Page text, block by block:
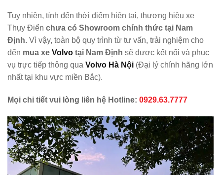
Tuy nhiên, tính đến thời điểm hiện tại, thương hiệu xe
Thụy Điển chưa có Showroom chính thức tại Nam
Định. Vì vậy, toàn bộ quy trình từ tư vấn, trải nghiệm cho
đến mua xe Volvo tại Nam Định sẽ được kết nối và phục
vụ trực tiếp thông qua Volvo Hà Nội (Đại lý chính hãng lớn
nhất tại khu vực miền Bắc).
Mọi chi tiết vui lòng liên hệ Hotline: 0929.63.7777